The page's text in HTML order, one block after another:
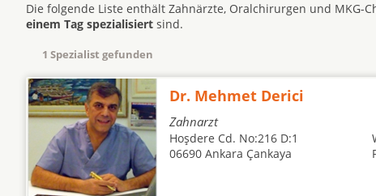
Die folgende Liste enthält Zahnärzte, Oralchirurgen und MKG-
einem Tag spezialisiert sind.
1 Spezialist gefunden
Dr. Mehmet Derici
Zahnarzt
Hoşdere Cd. No:216 D:1
06690 Ankara Çankaya